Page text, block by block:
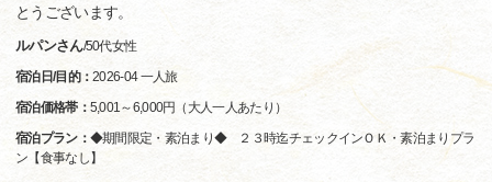
とうございます。
ルパンさん/50代女性
宿泊日/目的：2026-04 一人旅
宿泊価格帯： 5,001～6,000円（大人一人あたり）
宿泊プラン： ◆期間限定・素泊まり◆ ２３時迄チェックインＯＫ・素泊まりプラ
ン【食事なし】